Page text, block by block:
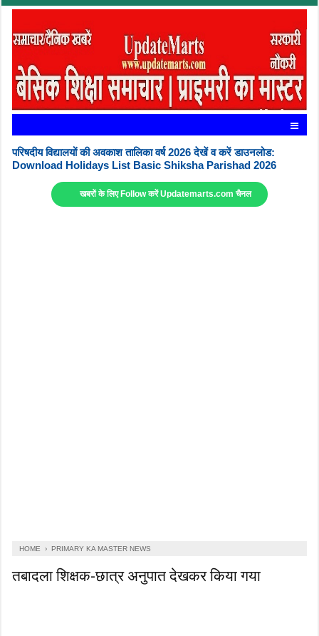
परिषदीय विद्यालयों की अवकाश तालिका वर्ष 2026 देखें व करें डाउनलोड:
Download Holidays List Basic Shiksha Parishad 2026
खबरों के लिए Follow करें Updatemarts.com चैनल
HOME › PRIMARY KA MASTER NEWS
तबादला शिक्षक-छात्र अनुपात देखकर किया गया